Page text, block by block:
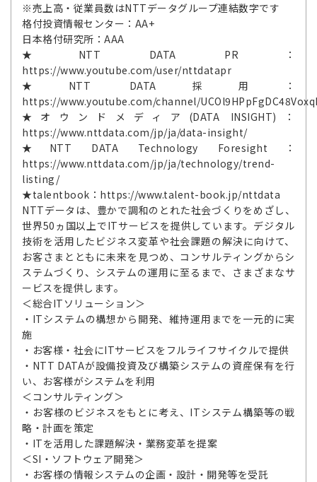
※売上高・従業員数はNTTデータグループ連結数字です
格付投資情報センター：AA+
日本格付研究所：AAA
★NTT DATA PR：
https://www.youtube.com/user/nttdatapr
★NTT DATA採用：
https://www.youtube.com/channel/
★オウンドメディア(DATA INSIGHT)：
https://www.nttdata.com/jp/ja/data-insight/
★NTT DATA Technology Foresight：
https://www.nttdata.com/jp/ja/technology/trend-
listing/
★talentbook：https://www.talent-book.jp/nttdata
NTTデータは、豊かで調和のとれた社会づくりをめざし、
世界50ヵ国以上でITサービスを提供しています。デジタル
技術を活用したビジネス変革や社会課題の解決に向けて、
お客さまとともに未来を見つめ、コンサルティングからシ
ステムづくり、システムの運用に至るまで、さまざまなサ
ービスを提供します。
＜総合ITソリューション＞
・ITシステムの構想から開発、維持運用までを一元的に実
施
・お客様・社会にITサービスをフルライフサイクルで提供
・NTT DATAが設備投資及び構築システムの資産保有を行
い、お客様がシステムを利用
＜コンサルティング＞
・お客様のビジネスをもとに考え、ITシステム構築等の戦
略・計画を策定
・ITを活用した課題解決・業務変革を提案
＜SI・ソフトウェア開発＞
・お客様の情報システムの企画・設計・開発等を受託